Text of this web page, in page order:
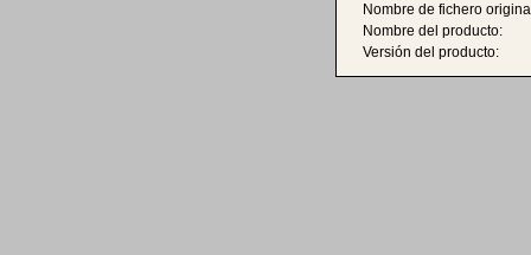
Nombre de fichero
Nombre del producto:
Versión del producto: